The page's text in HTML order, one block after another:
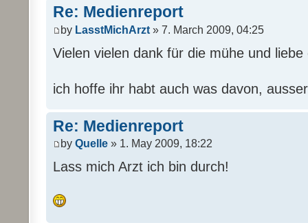
Re: Medienreport
by LasstMichArzt » 7. March 2009, 04:25
Vielen vielen dank für die mühe und
ich hoffe ihr habt auch was davon,
Re: Medienreport
by Quelle » 1. May 2009, 18:22
Lass mich Arzt ich bin durch!